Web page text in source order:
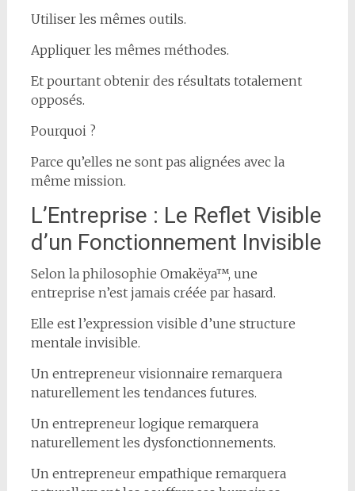
Utiliser les mêmes outils.
Appliquer les mêmes méthodes.
Et pourtant obtenir des résultats totalement
opposés.
Pourquoi ?
Parce qu’elles ne sont pas alignées avec la
même mission.
L’Entreprise : Le Reflet Visible
d’un Fonctionnement Invisible
Selon la philosophie Omakëya™, une
entreprise n’est jamais créée par hasard.
Elle est l’expression visible d’une structure
mentale invisible.
Un entrepreneur visionnaire remarquera
naturellement les tendances futures.
Un entrepreneur logique remarquera
naturellement les dysfonctionnements.
Un entrepreneur empathique remarquera